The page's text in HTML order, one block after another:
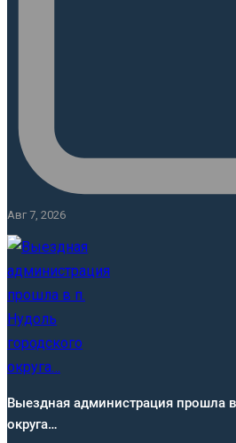
Авг 7, 2026
Выездная администрация прошла
округа…